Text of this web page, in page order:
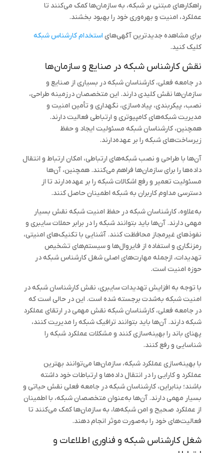
راهکارهای مبتنی بر شبکه، به سازمان‌ها کمک می‌کنند تا
عملکرد، امنیت و بهره‌وری خود را بهبود بخشند.
برای مشاهده جدیدترین آگهی‌های استخدام کارشناس شبکه
کلیک کنید.
نقش کارشناس شبکه در صنایع و سازمان‌ها
در جامعه فعلی، کارشناسان شبکه در بسیاری از صنایع و
سازمان‌ها نقش کلیدی دارند. این متخصصان درزمینه طراحی،
نصب، پیکربندی، پیاده‌سازی، نگهداری و تأمین امنیت و
مدیریت شبکه‌های کامپیوتری و ارتباطی فعالیت دارند.
همچنین، کارشناسان شبکه مسئولیت ایجاد و حفظ
زیرساخت‌های شبکه را بر عهده‌دارند.
آن‌ها با طراحی و نصب شبکه‌های ارتباطی، امکان ارتباط و انتقال
داده‌ها را برای سازمان‌ها فراهم می‌کنند. همچنین، آن‌ها
مسئولیت تعمیر و رفع اشکالات شبکه را بر عهده‌دارند تا از
دسترسی مداوم کاربران به شبکه اطمینان حاصل کنند.
به‌علاوه، کارشناسان شبکه در حفظ امنیت شبکه نقش بسیار
مهمی دارند. آن‌ها باید بتوانند شبکه را در برابر حملات سایبری و
نفوذ‌های غیرمجاز محافظت کنند. آشنایی با تکنیک‌های امنیتی،
رمزنگاری و استفاده از فایروال‌ها و سیستم‌های تشخیص
تهدیدات، ازجمله مهارت‌های اصلی شغل کارشناس شبکه در
حوزه امنیت است.
با توجه به افزایش تهدیدات سایبری، نقش کارشناسان شبکه در
امنیت شبکه به‌شدت برجسته شده است. این در حالی است که
در جامعه فعلی، کارشناسان شبکه نقش مهمی در ارتقای عملکرد
شبکه دارند. آن‌ها باید بتوانند ترافیک شبکه را مدیریت کنند،
پهنای باند را بهینه‌سازی کنند و مشکلات عملکرد شبکه را
شناسایی و رفع کنند.
با بهینه‌سازی عملکرد شبکه، سازمان‌ها می‌توانند بهترین
عملکرد و کارایی را در انتقال داده‌ها و ارتباطات خود داشته
باشند؛ بنابراین، کارشناسان شبکه در جامعه فعلی نقش حیاتی و
بسیار مهمی دارند. آن‌ها به‌عنوان متخصصان شبکه، با اطمینان
از عملکرد صحیح و امن شبکه‌ها، به سازمان‌ها کمک می‌کنند تا
فعالیت‌های خود را به‌صورت موثر انجام دهند.
شغل کارشناس شبکه و فناوری اطلاعات و